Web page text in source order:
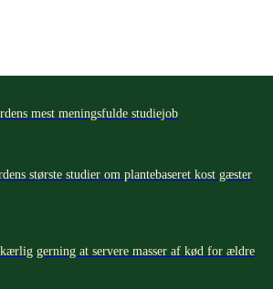
mest meningsfulde studiejob
største studier om plantebaseret kost gæster
gerning at servere masser af kød for ældre